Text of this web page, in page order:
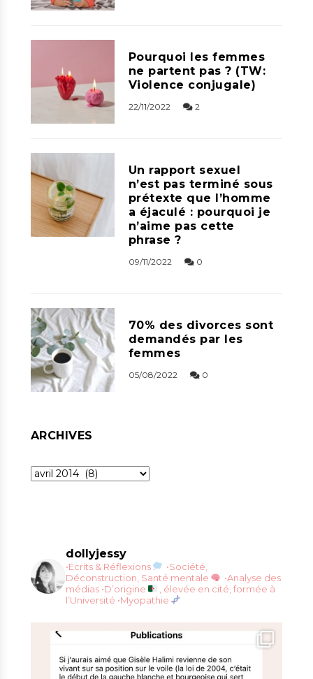
Pourquoi les femmes
ne partent pas ? (TW:
Violence conjugale)
22/11/2022 2
Un rapport sexuel
n’est pas terminé sous
prétexte que l’homme
a éjaculé : pourquoi je
n’aime pas cette
phrase ?
09/11/2022 0
70% des divorces sont
demandés par les
femmes
05/08/2022 0
ARCHIVES
Archives
dollyjessy
•Ecrits & Réflexions
•Société,
Déconstruction, Santé mentale
•Analyse des
médias •D’origine
, élevée en cité, formée à
l’Université •Myopathie